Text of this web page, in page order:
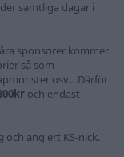
samtliga dagar i
sponsorer kommer
så som
osv... Därför
och endast
och ang ert KS-nick.